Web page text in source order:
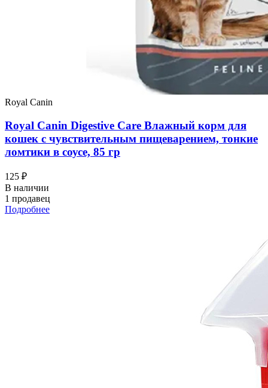
Royal Canin
Royal Canin Digestive Care Влажный корм для
кошек с чувствительным пищеварением, тонкие
ломтики в соусе, 85 гр
125 ₽
В наличии
1 продавец
Подробнее